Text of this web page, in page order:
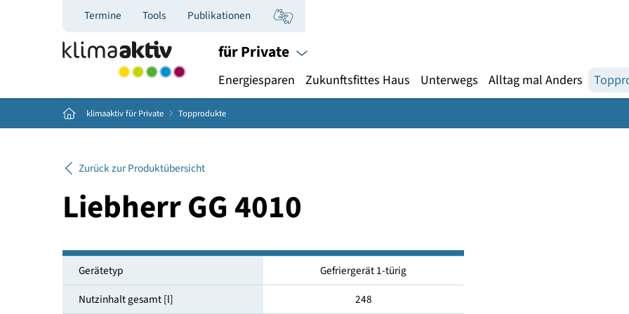
Termine Tools Publikationen
für Private
Energiesparen Zukunftsfittes Haus Unterwegs Alltag mal
Home klimaaktiv für Private Topprodukte
Liebherr GG 4010
Gerätetyp Gefriergerät 1-türig